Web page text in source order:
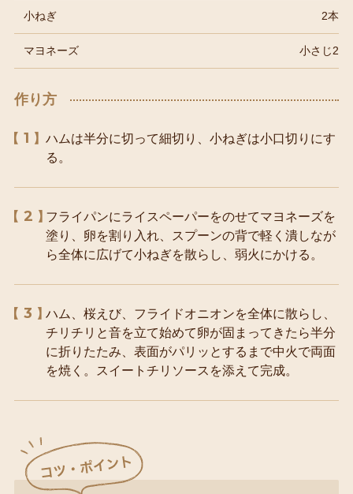
小ねぎ 2本
マヨネーズ 小さじ2
作り方
1
ハムは半分に切って細切り、小ねぎは小口切りにす
る。
2
フライパンにライスペーパーをのせてマヨネーズを
塗り、卵を割り入れ、スプーンの背で軽く潰しなが
ら全体に広げて小ねぎを散らし、弱火にかける。
3
ハム、桜えび、フライドオニオンを全体に散らし、
チリチリと音を立て始めて卵が固まってきたら半分
に折りたたみ、表面がパリッとするまで中火で両面
を焼く。スイートチリソースを添えて完成。